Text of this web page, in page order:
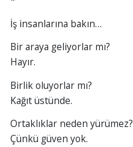
İş insanlarına bakın…
Bir araya geliyorlar mı?
Hayır.
Birlik oluyorlar mı?
Kağıt üstünde.
Ortaklıklar neden yürümez?
Çünkü güven yok.